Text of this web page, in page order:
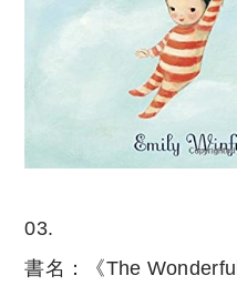
03.
書名：《The